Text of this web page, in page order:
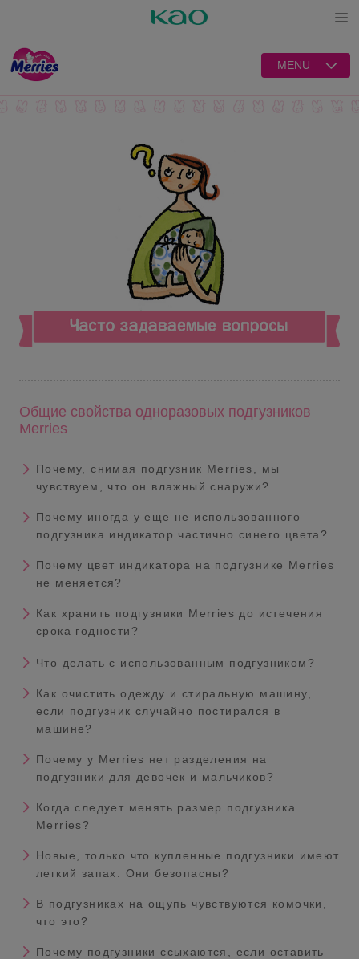
MENU
Общие свойства одноразовых подгузников
Merries
Почему, снимая подгузник Merries, мы
чувствуем, что он влажный снаружи?
Почему иногда у еще не использованного
подгузника индикатор частично синего цвета?
Почему цвет индикатора на подгузнике Merries
не меняется?
Как хранить подгузники Merries до истечения
срока годности?
Что делать с использованным подгузником?
Как очистить одежду и стиральную машину,
если подгузник случайно постирался в
машине?
Почему у Merries нет разделения на
подгузники для девочек и мальчиков?
Когда следует менять размер подгузника
Merries?
Новые, только что купленные подгузники имеют
легкий запах. Они безопасны?
В подгузниках на ощупь чувствуются комочки,
что это?
Почему подгузники ссыхаются, если оставить